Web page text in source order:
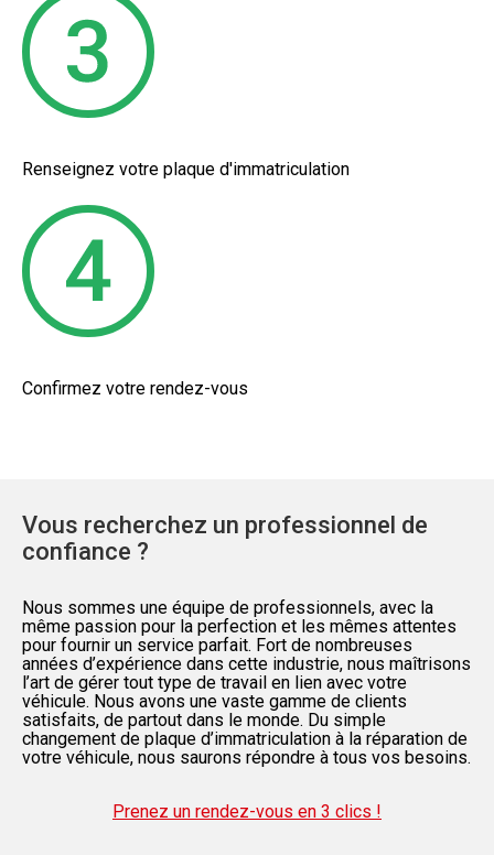
Renseignez votre plaque d'immatriculation
Confirmez votre rendez-vous
Vous recherchez un professionnel de
confiance ?
Nous sommes une équipe de professionnels, avec la
même passion pour la perfection et les mêmes attentes
pour fournir un service parfait. Fort de nombreuses
années d’expérience dans cette industrie, nous maîtrisons
l’art de gérer tout type de travail en lien avec votre
véhicule. Nous avons une vaste gamme de clients
satisfaits, de partout dans le monde. Du simple
changement de plaque d’immatriculation à la réparation de
votre véhicule, nous saurons répondre à tous vos besoins.
Prenez un rendez-vous en 3 clics !